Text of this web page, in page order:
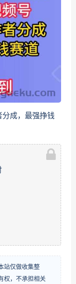
分成，最强挣钱
站仅做收集整
权，不承担相关